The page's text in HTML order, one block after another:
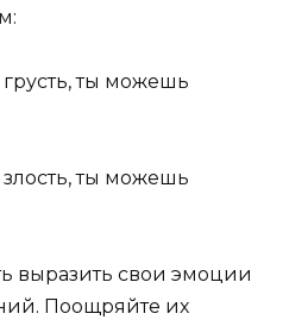
ты можешь
ты можешь
выразить свои эмоции
Поощряйте их